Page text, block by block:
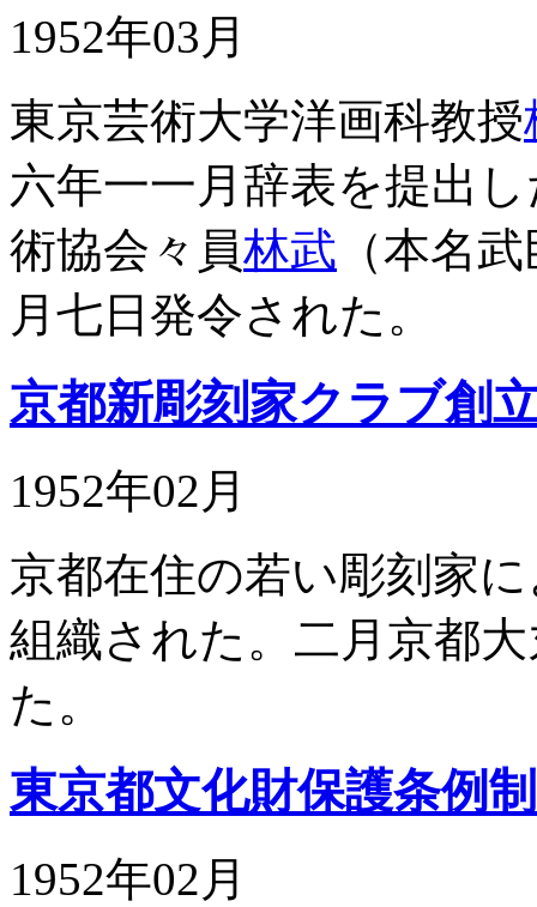
1952年03月
東京芸術大学洋画科教授
六年一一月辞表を提出
術協会々員林武 （本名
月七日発令された。
京都新彫刻家クラブ創
1952年02月
京都在住の若い彫刻家
組織された。二月京都
た。
東京都文化財保護条例
1952年02月